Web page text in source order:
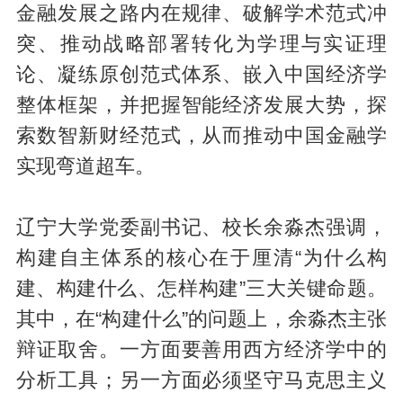
金融发展之路内在规律、破解学术范式冲
突、推动战略部署转化为学理与实证理
论、凝练原创范式体系、嵌入中国经济学
整体框架，并把握智能经济发展大势，探
索数智新财经范式，从而推动中国金融学
实现弯道超车。
辽宁大学党委副书记、校长余淼杰强调，
构建自主体系的核心在于厘清“为什么构
建、构建什么、怎样构建”三大关键命题。
其中，在“构建什么”的问题上，余淼杰主张
辩证取舍。一方面要善用西方经济学中的
分析工具；另一方面必须坚守马克思主义